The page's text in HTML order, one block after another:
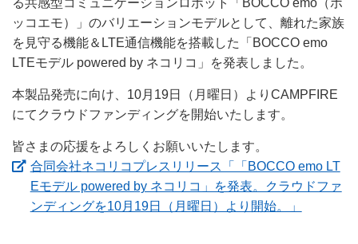
る共感型コミュニケーションロボット「BOCCO emo（ボ
ッコエモ）」のバリエーションモデルとして、離れた家族
を見守る機能＆LTE通信機能を搭載した「BOCCO emo
LTEモデル powered by ネコリコ」を発表しました。
本製品発売に向け、10月19日（月曜日）よりCAMPFIRE
にてクラウドファンディングを開始いたします。
皆さまの応援をよろしくお願いいたします。
合同会社ネコリコプレスリリース「「BOCCO emo LT
Eモデル powered by ネコリコ」を発表。クラウドファ
ンディングを10月19日（月曜日）より開始。」